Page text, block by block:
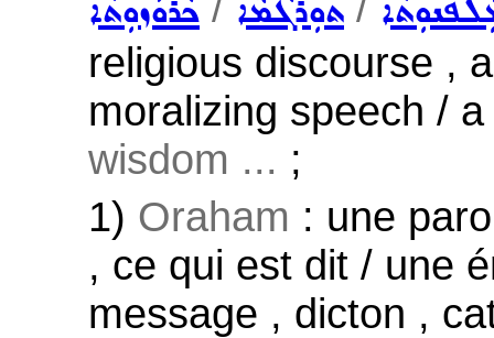
ܟܵܪܘܿܙܘܼܬܵܐ ܬܘܼܪܓܵܡܵܐ
religious discourse ,
moralizing speech /
wisdom ... ;
1) Oraham : une
, ce qui est dit / une
message , dicton ,